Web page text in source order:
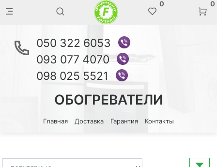
0 0
050 322 6053
093 077 4070
098 025 5521
ОБОГРЕВАТЕЛИ
Главная Доставка Гарантия Контакты